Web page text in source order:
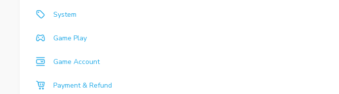
System
Game Play
Game Account
Payment & Refund